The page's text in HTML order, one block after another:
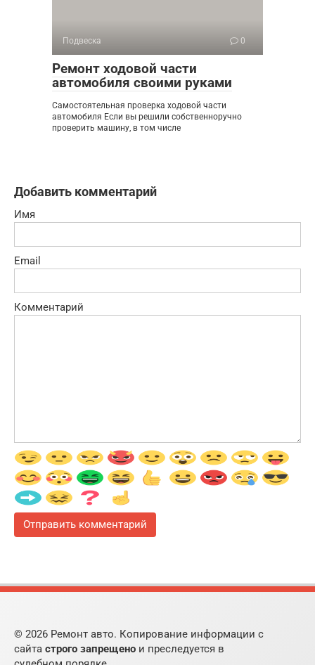
Подвеска 0
Ремонт ходовой части
автомобиля своими руками
Самостоятельная проверка ходовой части
автомобиля Если вы решили собственноручно
проверить машину, в том числе
Добавить комментарий
Имя
Email
Комментарий
© 2026 Ремонт авто. Копирование информации с
сайта строго запрещено и преследуется в